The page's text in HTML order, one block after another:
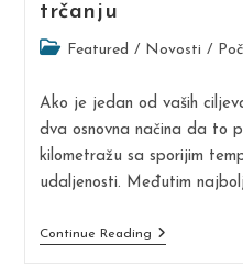
trčanju
PostFeatured / Novosti /
Ako je jedan od vaših
dva osnovna načina da to
kilometražu sa sporijim
udaljenosti. Međutim
Continue ReadingPostanite